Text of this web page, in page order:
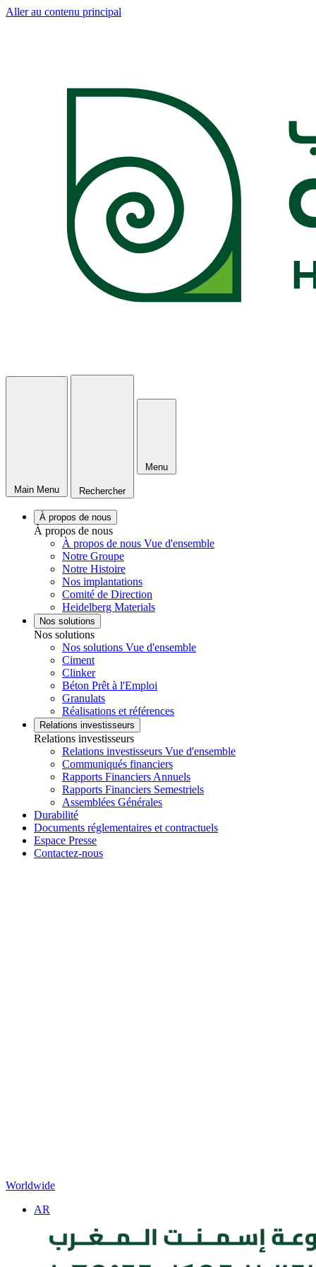
Aller au contenu principal
Main Menu Rechercher
Menu
À propos de nous
À propos de nous
À propos de nous Vue d'ensemble
Notre Groupe
Notre Histoire
Nos implantations
Comité de Direction
Heidelberg Materials
Nos solutions
Nos solutions
Nos solutions Vue d'ensemble
Ciment
Clinker
Béton Prêt à l'Emploi
Granulats
Réalisations et références
Relations investisseurs
Relations investisseurs
Relations investisseurs Vue d'ensemble
Communiqués financiers
Rapports Financiers Annuels
Rapports Financiers Semestriels
Assemblées Générales
Durabilité
Documents réglementaires et contractuels
Espace Presse
Contactez-nous
Worldwide
AR